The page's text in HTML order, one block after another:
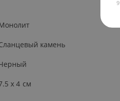
камень
x 4 см